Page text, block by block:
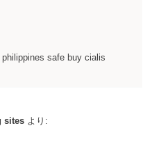
safe buy cialis
sites より: